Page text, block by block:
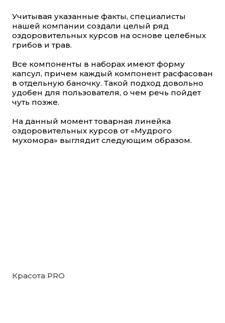
Учитывая указанные факты, специалисты
нашей компании создали целый ряд
оздоровительных курсов на основе целебных
грибов и трав.
Все компоненты в наборах имеют форму
капсул, причем каждый компонент расфасован
в отдельную баночку. Такой подход довольно
удобен для пользователя, о чем речь пойдет
чуть позже.
На данный момент товарная линейка
оздоровительных курсов от «Мудрого
мухомора» выглядит следующим образом.
Красота PRO